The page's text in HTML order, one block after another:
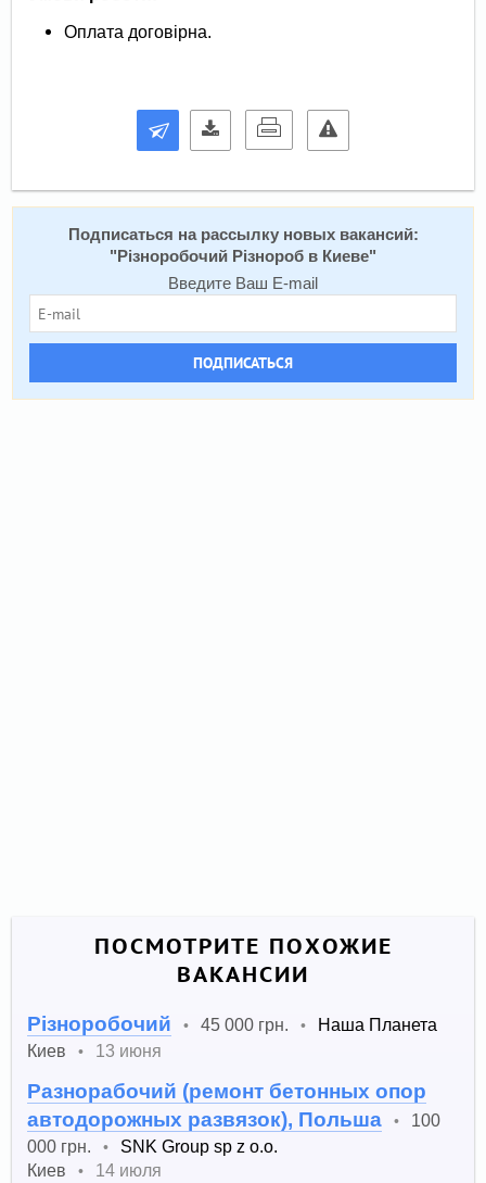
Оплата договірна.
Подписаться на расcылку новых вакансий:
" Різноробочий Різнороб в Киеве"
Введите Ваш E-mail
ПОДПИСАТЬСЯ
ПОСМОТРИТЕ ПОХОЖИЕ
ВАКАНСИИ
Різноробочий • 45 000 грн. •
Наша Планета
Киев
• 13 июня
Разнорабочий (ремонт бетонных опор
автодорожных развязок), Польша
•
100
000 грн.
•
SNK Group sp z o.o.
Киев
• 14 июля